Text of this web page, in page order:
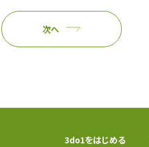
次へ
3do1をはじめる